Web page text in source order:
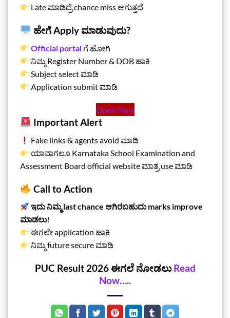
Late ಮಾಡಿದ್ರೆ chance miss ಆಗುತ್ತದೆ
ಹೇಗೆ Apply ಮಾಡುವುದು?
Official portal ಗೆ ಹೋಗಿ
ನಿಮ್ಮ Register Number & DOB ಹಾಕಿ
Subject select ಮಾಡಿ
Application submit ಮಾಡಿ
Open Now
Important Alert
Fake links & agents avoid ಮಾಡಿ
ಯಾವಾಗಲೂ Karnataka School Examination and
Assessment Board official website ಮಾತ್ರ use ಮಾಡಿ
Call to Action
ಇದು ನಿಮ್ಮ last chance ಆಗಿರಬಹುದು marks improve
ಮಾಡಲು!
ಈಗಲೇ application ಹಾಕಿ
ನಿಮ್ಮ future secure ಮಾಡಿ
PUC Result 2026 ಈಗಲೆ ನೋಡಲುRead
Now…..